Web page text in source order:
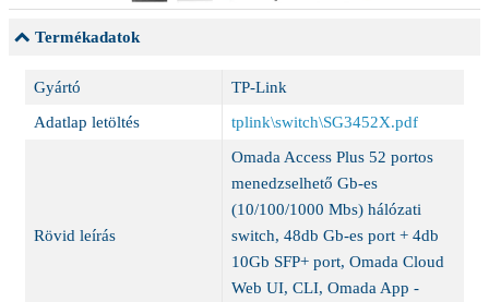
Termékadatok
Gyártó
TP-Link
Adatlap letöltés
tplink\switch\SG3452X.pdf
Rövid leírás
Omada Access Plus 52 portos
menedzselhető Gb-es
(10/100/1000 Mbs) hálózati
switch, 48db Gb-es port + 4db
10Gb SFP+ port, Omada Cloud
Web UI, CLI, Omada App -